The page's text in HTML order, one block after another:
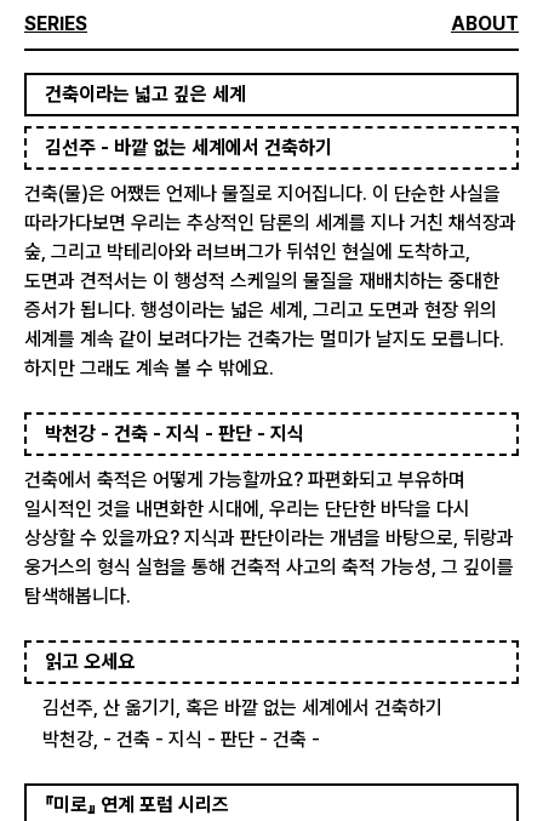
SERIES ABOUT
건축이라는 넓고 깊은 세계
김선주 - 바깥 없는 세계에서 건축하기
건축(물)은 어쨌든 언제나 물질로 지어집니다. 이 단순한 사실을
따라가다보면 우리는 추상적인 담론의 세계를 지나 거친 채석장과
숲, 그리고 박테리아와 러브버그가 뒤섞인 현실에 도착하고,
도면과 견적서는 이 행성적 스케일의 물질을 재배치하는 중대한
증서가 됩니다. 행성이라는 넓은 세계, 그리고 도면과 현장 위의
세계를 계속 같이 보려다가는 건축가는 멀미가 날지도 모릅니다.
하지만 그래도 계속 볼 수 밖에요.
박천강 - 건축 - 지식 - 판단 - 지식
건축에서 축적은 어떻게 가능할까요? 파편화되고 부유하며
일시적인 것을 내면화한 시대에, 우리는 단단한 바닥을 다시
상상할 수 있을까요? 지식과 판단이라는 개념을 바탕으로, 뒤랑과
웅거스의 형식 실험을 통해 건축적 사고의 축적 가능성, 그 깊이를
탐색해봅니다.
읽고 오세요
김선주, 산 옮기기, 혹은 바깥 없는 세계에서 건축하기
박천강, - 건축 - 지식 - 판단 - 건축 -
『미로』 연계 포럼 시리즈